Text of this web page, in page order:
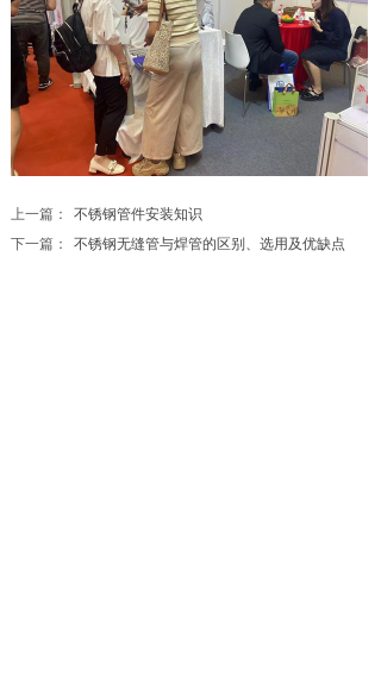
上一篇：
不锈钢管件安装知识
下一篇：
不锈钢无缝管与焊管的区别、选用及优缺点